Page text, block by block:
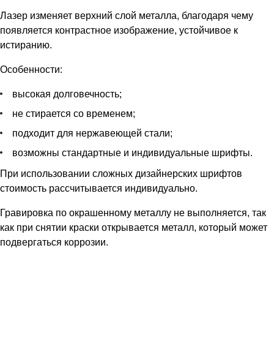
Лазер изменяет верхний слой металла, благодаря чему
появляется контрастное изображение, устойчивое к
истиранию.
Особенности:
высокая долговечность;
не стирается со временем;
подходит для нержавеющей стали;
возможны стандартные и индивидуальные шрифты.
При использовании сложных дизайнерских шрифтов
стоимость рассчитывается индивидуально.
Гравировка по окрашенному металлу не выполняется, так
как при снятии краски открывается металл, который может
подвергаться коррозии.